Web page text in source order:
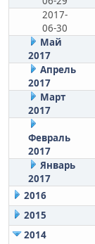
2017-
06-30
Май
2017
Апрель
2017
Март
2017
Февраль
2017
Январь
2017
2016
2015
2014